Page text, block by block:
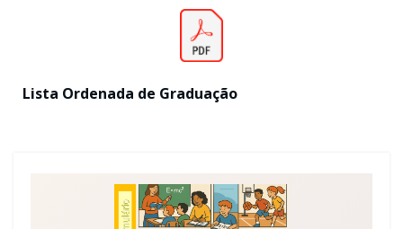
Lista Ordenada de Graduação